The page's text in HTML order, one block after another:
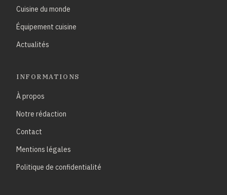
Cuisine du monde
Équipement cuisine
Actualités
INFORMATIONS
À propos
Notre rédaction
Contact
Mentions légales
Politique de confidentialité